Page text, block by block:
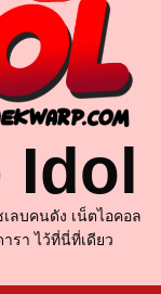
Idol
ลบคนดัง เน็ตไอคอล
รา ไว้ที่นี่ที่เดียว